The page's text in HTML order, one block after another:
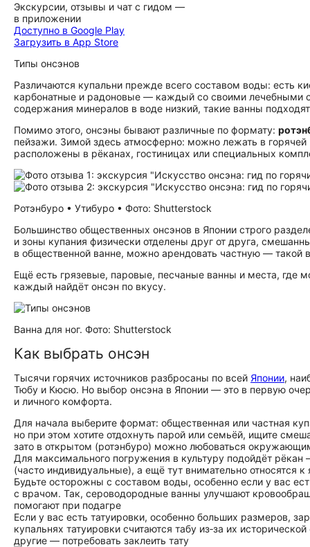
Экскурсии, отзывы и чат с гидом —
в приложении
Доступно в Google Play
Загрузить в App Store
Типы онсэнов
Различаются купальни прежде всего составом воды: есть
карбонатные и радоновые — каждый со своими лечебными
содержания минералов в воде низкий, такие ванны
Помимо этого, онсэны бывают различные по формату:
пейзажи. Зимой здесь атмосферно: можно лежать в горячей
расположены в рёканах, гостиницах или специальных
Ротэнбуро • Утибуро • Фото: Shutterstock
Большинство общественных онсэнов в Японии строго
и зоны купания физически отделены друг от друга,
в общественной ванне, можно арендовать частную — такой
Ещё есть грязевые, паровые, песчаные ванны и места, где
каждый найдёт онсэн по вкусу.
Ванна для ног. Фото: Shutterstock
Как выбрать онсэн
Тысячи горячих источников разбросаны по всей Японии,
Тюбу и Кюсю. Но выбор онсэна в Японии — это в первую
и личного комфорта.
Для начала выберите формат: общественная или частная
но при этом хотите отдохнуть парой или семьёй, ищите
зато в открытом (ротэнбуро) можно любоваться
Для максимального погружения в культуру подойдёт
(часто индивидуальные), а ещё тут внимательно относятся
Будьте осторожны с составом воды, особенно если у вас
с врачом. Так, сероводородные ванны улучшают
помогают при подагре
Если у вас есть татуировки, особенно больших размеров,
купальнях татуировки считаются табу из‑за их
другие — потребовать заклеить тату